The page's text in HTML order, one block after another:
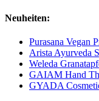
Neuheiten:
Purasana Vegan
Arista Ayurveda
Weleda
GAIAM Hand
GYADA